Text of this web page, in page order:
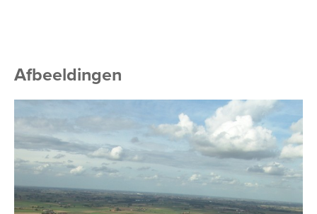
Afbeeldingen